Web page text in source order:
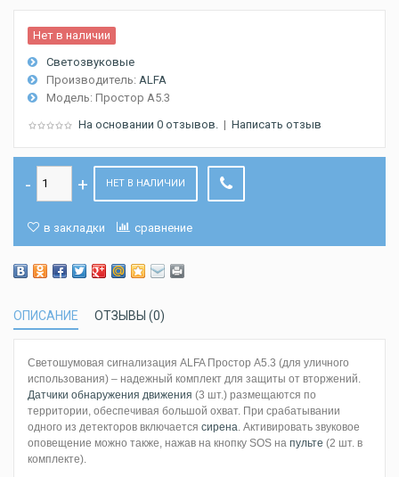
Нет в наличии
Светозвуковые
Производитель: ALFA
Модель: Простор А5.3
На основании 0 отзывов. | Написать отзыв
НЕТ В НАЛИЧИИ
в закладки сравнение
ОПИСАНИЕ ОТЗЫВЫ (0)
Светошумовая сигнализация ALFA Простор А5.3 (для уличного
использования) – надежный комплект для защиты от вторжений.
Датчики обнаружения движения (3 шт.) размещаются по
территории, обеспечивая большой охват. При срабатывании
одного из детекторов включается сирена. Активировать звуковое
оповещение можно также, нажав на кнопку SOS на пульте (2 шт. в
комплекте).